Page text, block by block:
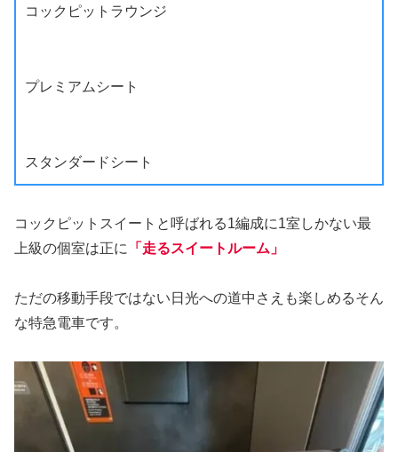
コックピットラウンジ
プレミアムシート
スタンダードシート
コックピットスイートと呼ばれる1編成に1室しかない最
上級の個室は正に
「走るスイートルーム」
ただの移動手段ではない日光への道中さえも楽しめるそん
な特急電車です。